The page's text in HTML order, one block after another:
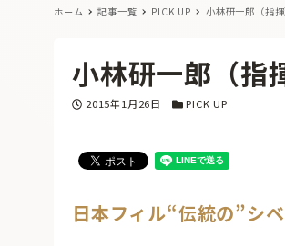
ホーム 記事一覧 PICK UP 小林研一郎（指
小林研一郎（指
投稿日
2015年1月26日 カテゴリー
PICK UP
日本フィル“伝統の”シ